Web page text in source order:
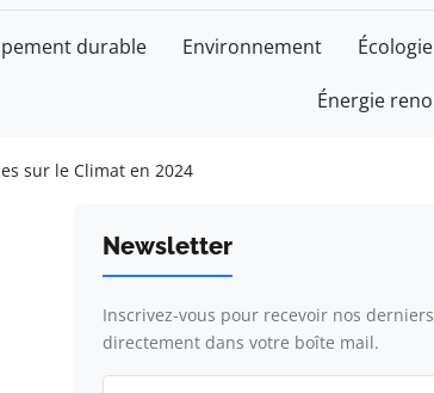
durable Environnement
Énergie
sur le Climat en 2024
Newsletter
Inscrivez-vous pour recevoir nos
directement dans votre boîte mail.